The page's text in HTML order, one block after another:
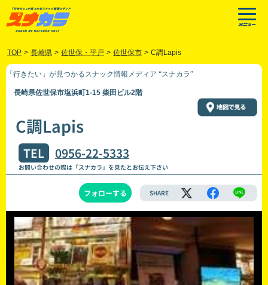
TOP > 長崎県 > 佐世保・平戸 > 佐世保市 > C調Lapis
「行きたい」が見つかるスナック情報メディア “スナカラ”
長崎県佐世保市塩浜町1-15 柴田ビル2階
C調Lapis
TEL 0956-22-5333
お問い合わせの際は「スナカラ」を見たとお伝え下さい
フォローする SHARE